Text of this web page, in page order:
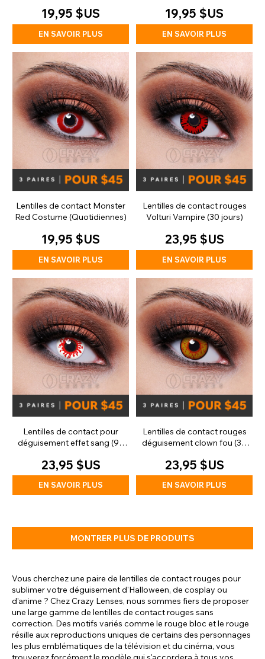
19,95 $US
EN SAVOIR PLUS
19,95 $US
EN SAVOIR PLUS
Lentilles de contact Monster
Red Costume (Quotidiennes)
19,95 $US
EN SAVOIR PLUS
Lentilles de contact rouges
Volturi Vampire (30 jours)
23,95 $US
EN SAVOIR PLUS
Lentilles de contact pour
déguisement effet sang (90
23,95 $US
EN SAVOIR PLUS
Lentilles de contact rouges
déguisement clown fou (30
23,95 $US
EN SAVOIR PLUS
MONTRER PLUS DE PRODUITS
Vous cherchez une paire de lentilles de contact rouges pour
sublimer votre déguisement d'Halloween, de cosplay ou
d'anime ? Chez Crazy Lenses, nous sommes fiers de proposer
une large gamme de lentilles de contact rouges sans
correction. Des motifs variés comme le rouge bloc et le rouge
résille aux reproductions uniques de certains des personnages
les plus emblématiques de la télévision et du cinéma, vous